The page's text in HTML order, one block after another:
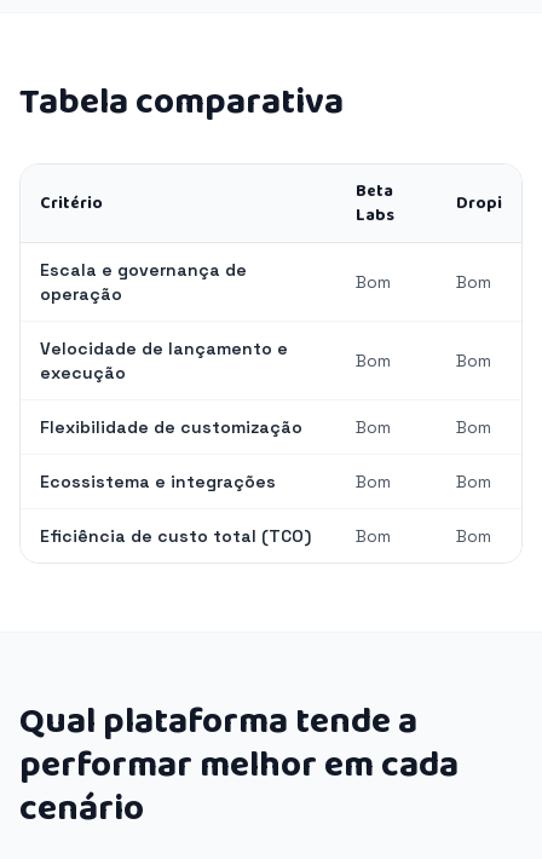
Tabela comparativa
Critério
Beta
Labs
Dropi
Escala e governança de
operação
Bom Bom
Velocidade de lançamento e
execução
Bom Bom
Flexibilidade de customização Bom Bom
Ecossistema e integrações Bom Bom
Eficiência de custo total (TCO) Bom Bom
Qual plataforma tende a
performar melhor em cada
cenário